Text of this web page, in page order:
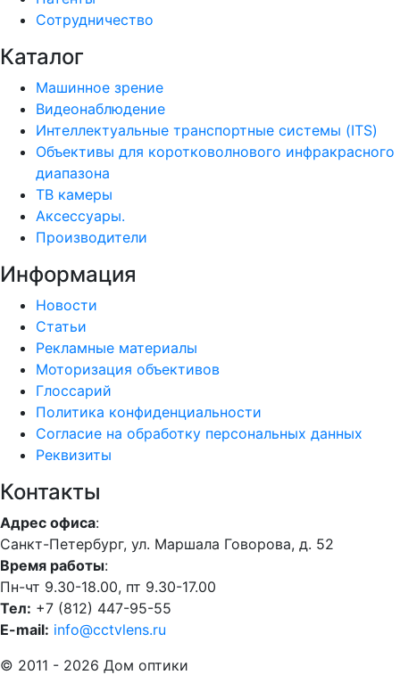
Сотрудничество
Каталог
Машинное зрение
Видеонаблюдение
Интеллектуальные транспортные системы (ITS)
Объективы для коротковолнового инфракрасного
диапазона
ТВ камеры
Аксессуары.
Производители
Информация
Новости
Статьи
Рекламные материалы
Моторизация объективов
Глоссарий
Политика конфиденциальности
Согласие на обработку персональных данных
Реквизиты
Контакты
Адрес офиса:
Санкт-Петербург, ул. Маршала Говорова, д. 52
Время работы:
Пн-чт 9.30-18.00, пт 9.30-17.00
Тел: +7 (812) 447-95-55
E-mail: info@cctvlens.ru
© 2011 - 2026 Дом оптики